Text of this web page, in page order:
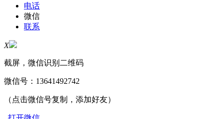
电话
微信
联系
X
截屏，微信识别二维码
微信号： 13641492742
（点击微信号复制，添加好友）